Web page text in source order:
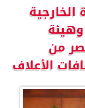
الخارجية
وهيئة
من
الأعلاف